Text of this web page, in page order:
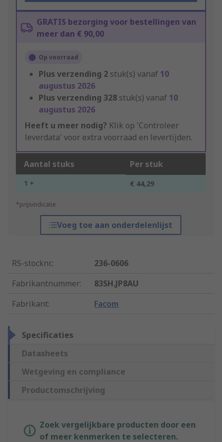
GRATIS bezorging voor bestellingen van
meer dan € 90,00
Op voorraad
Plus verzending 2 stuk(s) vanaf 10
augustus 2026
Plus verzending 328 stuk(s) vanaf 10
augustus 2026
Heeft u meer nodig? Klik op 'Controleer
leverdata' voor extra voorraad en levertijden.
Aantal stuks Per stuk
1 + € 44,29
*prijsindicatie
Voeg toe aan onderdelenlijst
RS-stocknr.:
236-0606
Fabrikantnummer:
83SH.JP8AU
Fabrikant: Facom
Specificaties
Datasheets
Wetgeving en compliance
Productomschrijving
Zoek vergelijkbare producten door een
of meer kenmerken te selecteren.